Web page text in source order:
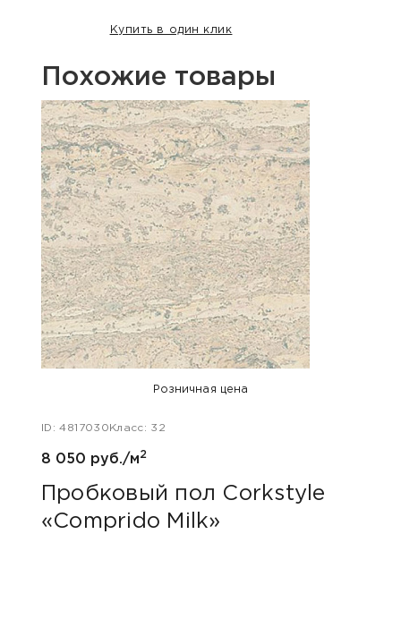
Купить в один клик
Похожие товары
Розничная цена
ID: 4817030 Класс: 32
8 050 руб./м2
Пробковый пол Corkstyle
«Comprido Milk»